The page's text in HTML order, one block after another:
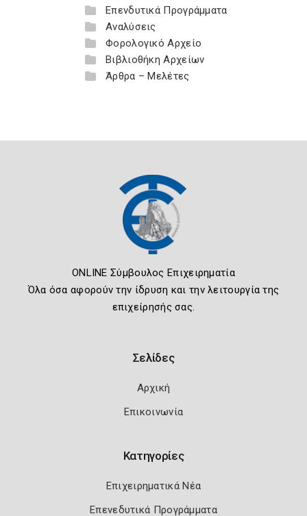
Επενδυτικά Προγράμματα
Αναλύσεις
Φορολογικό Αρχείο
Βιβλιοθήκη Αρχείων
Άρθρα – Μελέτες
ONLINE Σύμβουλος Επιχειρηματία
Όλα όσα αφορούν την ίδρυση και την λειτουργία της
επιχείρησής σας.
Σελίδες
Αρχική
Επικοινωνία
Κατηγορίες
Επιχειρηματικά Νέα
Επενεδυτικά Προγράμματα